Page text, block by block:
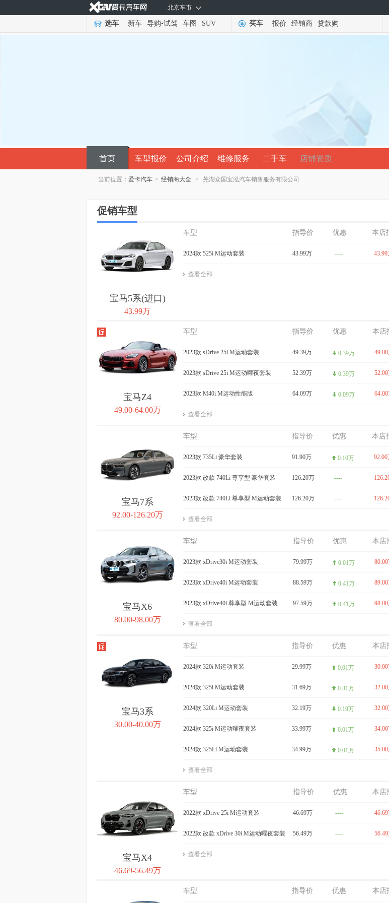
北京车市
选车 新车 导购•试驾 车图 SUV 买车 报价 经销商 贷款购
首页 车型报价 公司介绍 维修服务 二手车 店铺资质
当前位置： 爱卡汽车 > 经销商大全 > 芜湖众国宝泓汽车销售服务有限公司
促销车型
宝马5系(进口)
43.99万
车型 指导价 优惠 本店
2024款 525i M运动套装 43.99万 ---- 43.99
查看全部
宝马Z4
49.00-64.00万
车型 指导价 优惠 本店
2023款 sDrive 25i M运动套装 49.39万 0.39万
2023款 sDrive 25i M运动曜夜套装 52.39万 0.39万
2023款 M40i M运动性能版 64.09万 0.09万
查看全部
宝马7系
92.00-126.20万
车型 指导价 优惠 本店
2023款 735Li 豪华套装 91.90万 0.10万 92.00
2023款 改款 740Li 尊享型 豪华套装 126.20万 ----
2023款 改款 740Li 尊享型 M运动套装 126.20万 ----
查看全部
宝马X6
80.00-98.00万
车型 指导价 优惠 本店
2023款 xDrive30i M运动套装 79.99万 0.01万
2023款 xDrive40i M运动套装 88.59万 0.41万
2023款 xDrive40i 尊享型 M运动套装 97.59万 0.41万
查看全部
宝马3系
30.00-40.00万
车型 指导价 优惠 本店
2024款 320i M运动套装 29.99万 0.01万
2024款 325i M运动套装 31.69万 0.31万
2024款 320Li M运动套装 32.19万 0.19万
2024款 325i M运动曜夜套装 33.99万 0.01万
2024款 325Li M运动套装 34.99万 0.01万
查看全部
宝马X4
46.69-56.49万
车型 指导价 优惠 本店
2022款 xDrive 25i M运动套装 46.69万 ----
2022款 改款 xDrive 30i M运动曜夜套装 56.49万 ----
查看全部
车型 指导价 优惠 本店